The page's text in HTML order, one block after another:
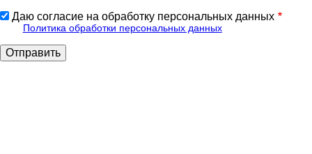
Даю согласие на обработку персональных данных
Политика обработки персональных данных